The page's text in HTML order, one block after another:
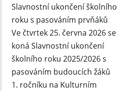
Slavnostní ukončení školního
roku s pasováním prvňáků
Ve čtvrtek 25. června 2026 se
koná Slavnostní ukončení
školního roku 2025/2026 s
pasováním budoucích žáků
1. ročníku na Kulturním